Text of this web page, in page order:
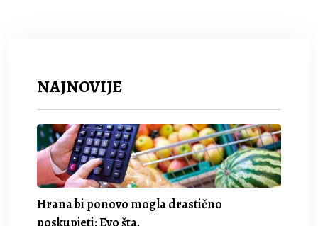
NAJNOVIJE
Hrana bi ponovo mogla drastično
poskupjeti: Evo šta.